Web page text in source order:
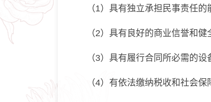
（1）具有独立承担民事责任的
（2）具有良好的商业信誉和健
（3）具有履行合同所必需的设
（4）有依法缴纳税收和社会保